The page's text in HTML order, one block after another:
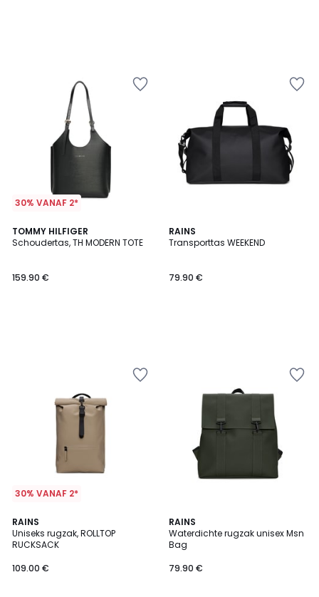
30% VANAF 2*
TOMMY HILFIGER
Schoudertas, TH MODERN TOTE
159.90 €
RAINS
Transporttas WEEKEND
79.90 €
30% VANAF 2*
RAINS
Uniseks rugzak, ROLLTOP
RUCKSACK
109.00 €
RAINS
Waterdichte rugzak unisex Msn
Bag
79.90 €